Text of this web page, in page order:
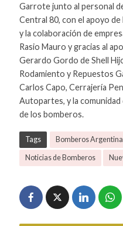
Garrote junto al personal
Central 80, con el apoyo
y la colaboración de
Rasio Mauro y gracias al
Gerardo Gordo de Shell
Rodamiento y Repuestos
Carlos Capo, Cerrajería
Autopartes, y la comunidad
de los bomberos.
Tags Bomberos Argentina
Noticias de Bomberos